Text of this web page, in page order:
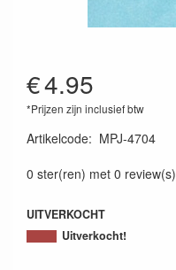
€4.95
*Prijzen zijn inclusief btw
Artikelcode: MPJ-4704
0 ster(ren) met 0 review(s)
UITVERKOCHT
Uitverkocht!